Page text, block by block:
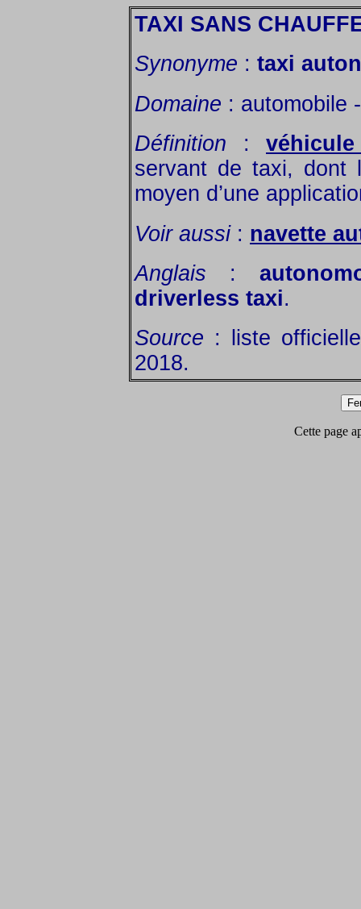
TAXI SANS
Synonyme : taxi
Domaine : automobile
Définition :
servant de taxi, dont
moyen d’une
Voir aussi: navette
Anglais :
driverless taxi.
Source : liste
2018.
Cette page